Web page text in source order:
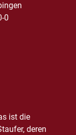
0
ist die
deren